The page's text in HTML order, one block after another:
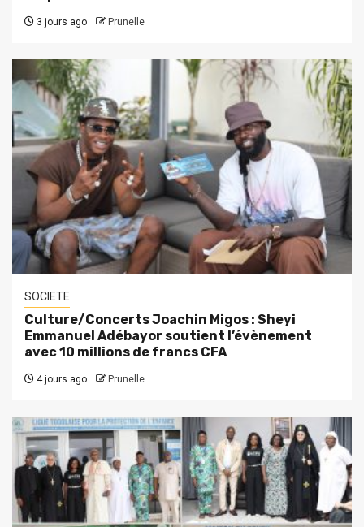
3 jours ago Prunelle
SOCIETE
Culture/Concerts Joachin Migos : Sheyi
Emmanuel Adébayor soutient l’évènement
avec 10 millions de francs CFA
4 jours ago Prunelle